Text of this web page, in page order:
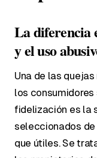
La diferencia
y el uso
Una de las
los
fidelización es la
seleccionados
que útiles. Se